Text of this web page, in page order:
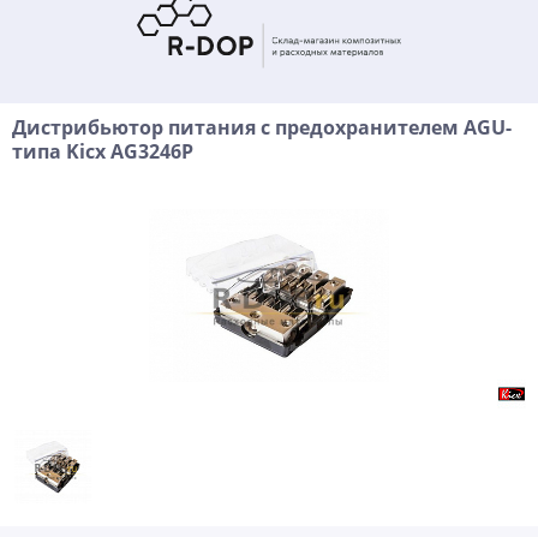
Дистрибьютор питания с предохранителем AGU-
типа Kicx AG3246P